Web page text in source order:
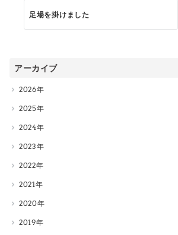
足場を掛けました
アーカイブ
2026
2025
2024
2023
2022
2021
2020
2019